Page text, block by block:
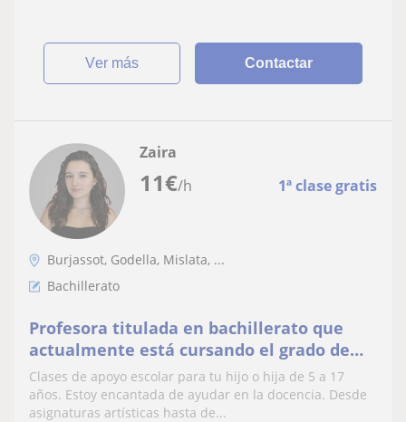
ver más Contactar
11€/h 1ª clase gratis
Zaira
Burjassot, Godella, Mislata, ...
Bachillerato
Profesora titulada en bachillerato que
actualmente está cursando el grado de
Bellas artes. Docente de niños de 5 a 17
años.
Clases de apoyo escolar para tu hijo o hija de 5 a 17
años. Estoy encantada de ayudar en la docencia. Desde
asignaturas artísticas hasta de...